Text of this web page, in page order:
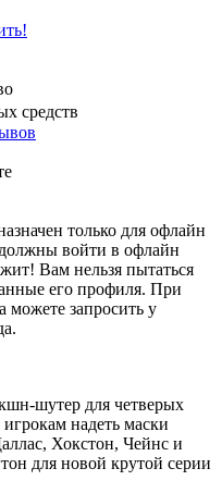
средств
только для офлайн
войти в офлайн
Вам нельзя пытаться
его профиля. При
можете запросить у
шутер для четверых
надеть маски
Хокстон, Чейнс и
для новой крутой серии